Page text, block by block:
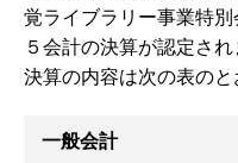
覚ライブラリー事業特
５会計の決算が認定され
決算の内容は次の表のと
一般会計 （単